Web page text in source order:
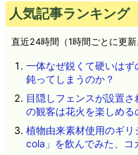
人気記事ランキング
直近24時間（1時間ごとに更
一体なぜ鋭くて硬いは
鈍ってしまうのか？
目隠しフェンスが設置
の観客は花火を楽しめ
植物由来素材使用のギ
cola」を飲んでみた、コ